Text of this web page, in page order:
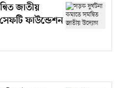
জাতীয়
ফাউন্ডেশন